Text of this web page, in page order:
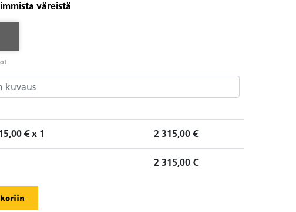
väreistä
€ x 1 2 315,00 €
2 315,00 €